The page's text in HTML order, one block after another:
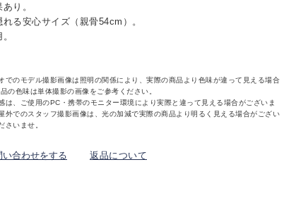
り。
れる安心サイズ（親骨54cm）。
でのモデル撮影画像は照明の関係により、実際の商品より色味が違って見える場合
の色味は単体撮影の画像をご参考ください。
は、ご使用のPC・携帯のモニター環境により実際と違って見える場合がございま
外でのスタッフ撮影画像は、光の加減で実際の商品より明るく見える場合がござい
さいませ。
合わせをする 返品について